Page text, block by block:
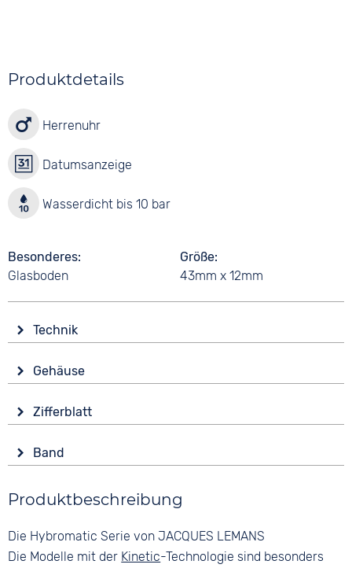
Produktdetails
Herrenuhr
Datumsanzeige
Wasserdicht bis 10 bar
Besonderes
Glasboden
Größe
43mm x 12mm
Technik
Kinetic
Funktionen
Datumsanzeige
Wasserdicht
10 bar
Gehäuse
Mineralglas
Form
Rund
Material
Farbe
Silber
Zifferblatt
Analog
Schwarz
Ziffern
Keine
Band
Silber
Material
Edelstahl
Produktbeschreibung
Die Hybromatic Serie von JACQUES LEMANS
Die Modelle mit der Kinetic-Technologie sind besonders